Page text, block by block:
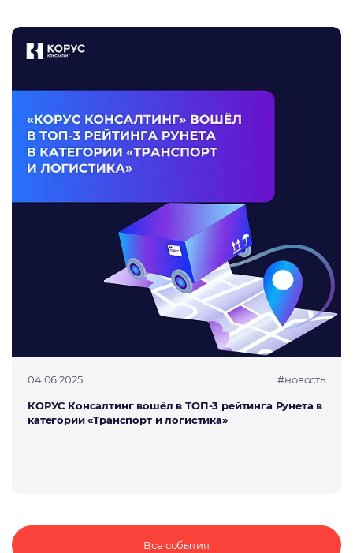
04.06.2025 #новость
КОРУС Консалтинг вошёл в ТОП-3 рейтинга Рунета в
категории «Транспорт и логистика»
Все события